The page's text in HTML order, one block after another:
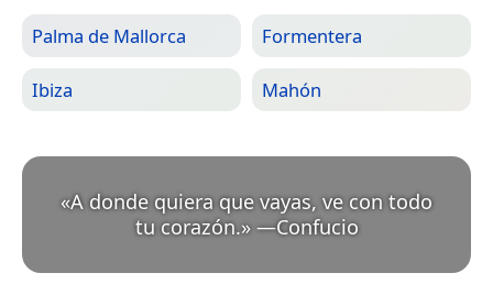
Palma de Mallorca Formentera
Ibiza Mahón
«A donde quiera que vayas, ve con todo
tu corazón.» —Confucio